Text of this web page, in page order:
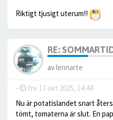
Riktigt tjusigt uterum!!
RE:
avlennarte
- fre 17 okt 2025, 14:44
Nu är potatislandet snart
tömt, tomaterna är slut. En